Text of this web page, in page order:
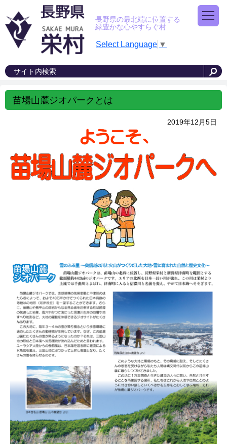
長野県の最北端に位置する
緑豊かな心やすらぐ村
Select Language ▼
苗場山麓ジオパークとは
2019年12月5日